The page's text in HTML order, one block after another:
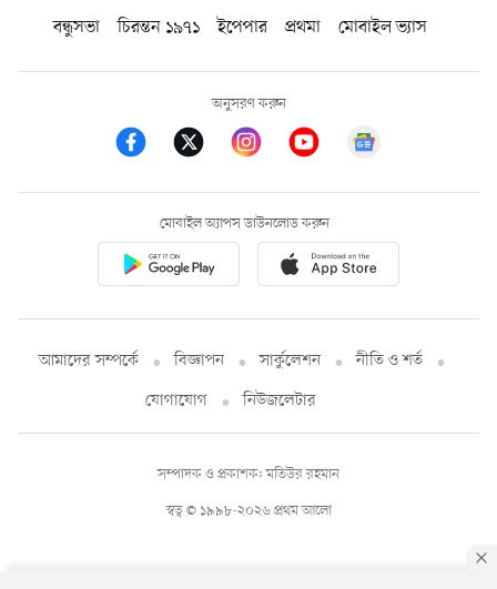
বন্ধুসভা
চিরন্তন ১৯৭১ ইপেপার প্রথমা মোবাইল ভ্যাস
অনুসরণ করুন
মোবাইল অ্যাপস ডাউনলোড করুন
আমাদের সম্পর্কে বিজ্ঞাপন সার্কুলেশন
নীতি ও শর্ত
যোগাযোগ
নিউজলেটার
স্বত্ব © ১৯৯৮-২০২৬ প্রথম আলো
সম্পাদক ও প্রকাশক: মতিউর রহমান